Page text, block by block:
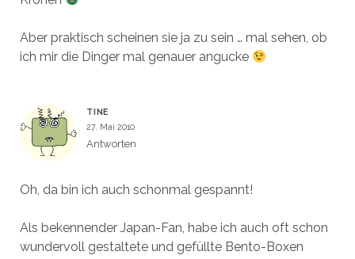
Aber praktisch scheinen sie ja zu sein … mal sehen, ob
ich mir die Dinger mal genauer angucke
TINE
27. Mai 2010
Antworten
Oh, da bin ich auch schonmal gespannt!
Als bekennender Japan-Fan, habe ich auch oft schon
wundervoll gestaltete und gefüllte Bento-Boxen